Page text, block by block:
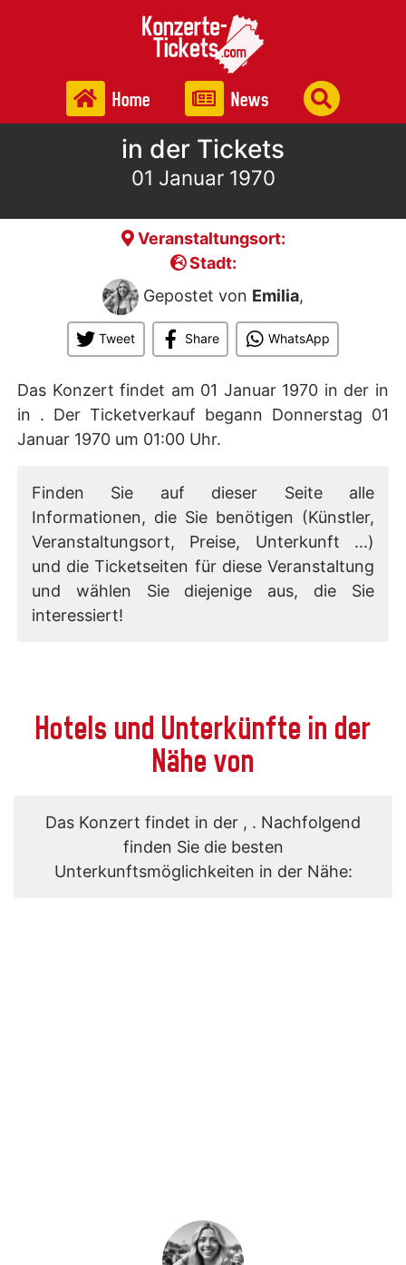
Home News
in der Tickets
01 Januar 1970
Veranstaltungsort:
Stadt:
Gepostet von Emilia,
Tweet Share WhatsApp
Das Konzert findet am 01 Januar 1970 in der in
in . Der Ticketverkauf begann Donnerstag 01
Januar 1970 um 01:00 Uhr.
Finden Sie auf dieser Seite alle
Informationen, die Sie benötigen (Künstler,
Veranstaltungsort, Preise, Unterkunft ...)
und die Ticketseiten für diese Veranstaltung
und wählen Sie diejenige aus, die Sie
interessiert!
Hotels und Unterkünfte in der
Nähe von
Das Konzert findet in der , . Nachfolgend
finden Sie die besten
Unterkunftsmöglichkeiten in der Nähe: